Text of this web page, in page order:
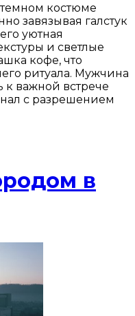
костюме
завязывая галстук
уютная
и светлые
кофе, что
ритуала. Мужчина
к важной встрече
с разрешением
в